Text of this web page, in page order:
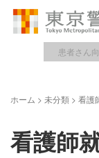
患者さん
ホーム > 未分類 > 看護
看護師